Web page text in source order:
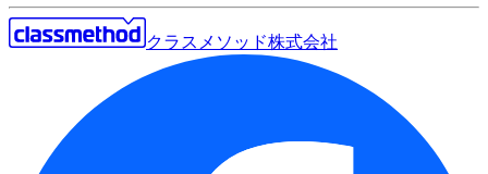
クラスメソッド株式会社